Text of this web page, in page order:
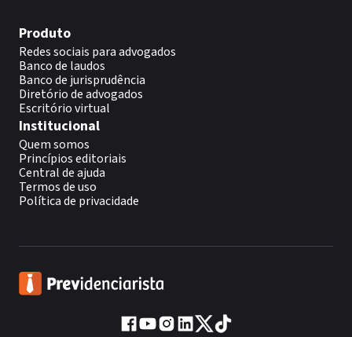
Produto
Redes sociais para advogados
Banco de laudos
Banco de jurisprudência
Diretório de advogados
Escritório virtual
Institucional
Quem somos
Princípios editoriais
Central de ajuda
Termos de uso
Política de privacidade